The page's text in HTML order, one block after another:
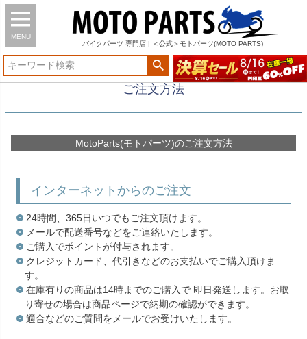
MENU
バイク パーツ 専門店 | ＜公式＞モトパーツ(MOTO PARTS)
ご注文方法
MotoParts(モトパーツ)のご注文方法
インターネットからのご注文
24時間、365日いつでもご注文頂けます。
メールで配送番号などをご連絡いたします。
ご購入でポイントが付与されます。
クレジットカード、代引きなどのお支払いでご購入頂けま
す。
在庫有りの商品は14時までのご購入で 即日発送します。お取
り寄せの場合は商品ページで納期の確認ができます。
適合などのご質問をメールでお受けいたします。